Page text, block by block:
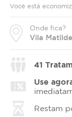
Você está
Onde fica?
Vila Matilde
41
Use
Restam